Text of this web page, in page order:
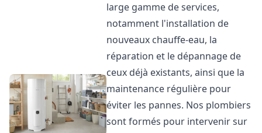
large gamme de services,
notamment l'installation de
nouveaux chauffe-eau, la
réparation et le dépannage de
ceux déjà existants, ainsi que la
maintenance régulière pour
éviter les pannes. Nos plombiers
sont formés pour intervenir sur